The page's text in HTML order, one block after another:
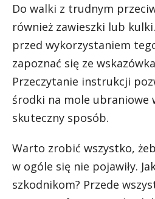
Do walki z trudnym
również zawieszki lub
przed wykorzystaniem
zapoznać się ze
Przeczytanie instrukcji
środki na mole ubraniowe
skuteczny sposób.
Warto zrobić wszystko,
w ogóle się nie pojawiły.
szkodnikom? Przede